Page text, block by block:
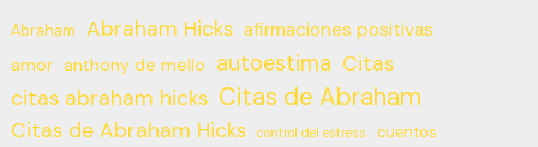
Abraham Abraham Hicks afirmaciones positivas
amor anthony de mello autoestima Citas
citas abraham hicks Citas de Abraham
Citas de Abraham Hicks control del estress cuentos